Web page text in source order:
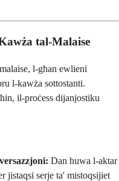
tal-Malaise
l-għan ewlieni
l-kawża sottostanti.
il-proċess dijanjostiku
Dan huwa l-aktar
jistaqsi serje ta' mistoqsijiet